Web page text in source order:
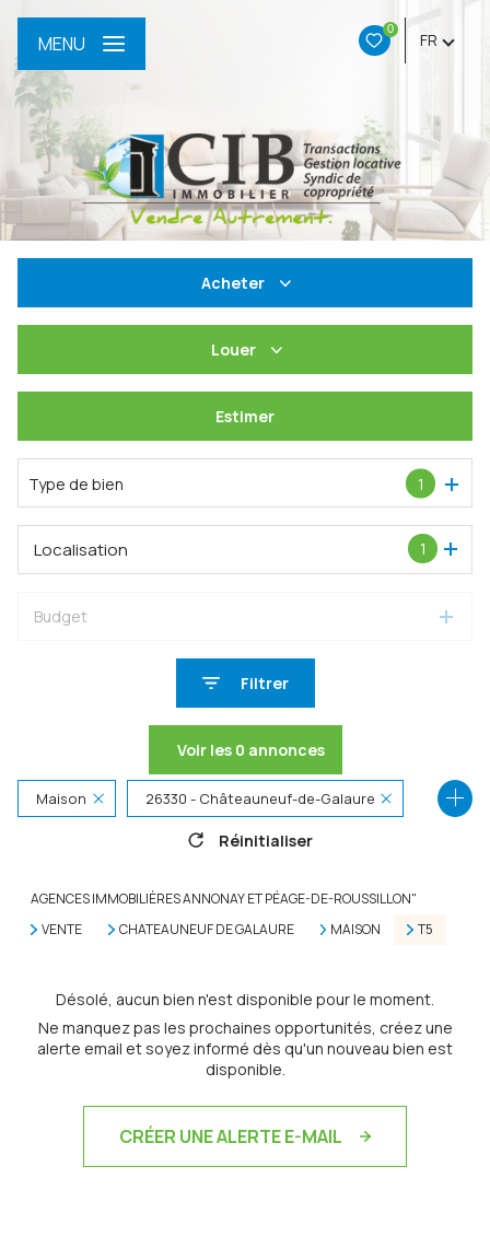
0
FR
MENU
Acheter
Du neuf
Louer
De l'immo pro
Estimer
Type de bien 1
1
Localisation
Budget
Filtrer
Voir les 0 annonces
Maison 26330 - Châteauneuf-de-Galaure
Réinitialiser
AGENCES IMMOBILIÈRES ANNONAY ET PÉAGE-DE-ROUSSILLON"
VENTE
CHATEAUNEUF DE GALAURE MAISON T5
Désolé, aucun bien n'est disponible pour le moment.
Ne manquez pas les prochaines opportunités, créez une
alerte email et soyez informé dès qu'un nouveau bien est
disponible.
CRÉER UNE ALERTE E-MAIL